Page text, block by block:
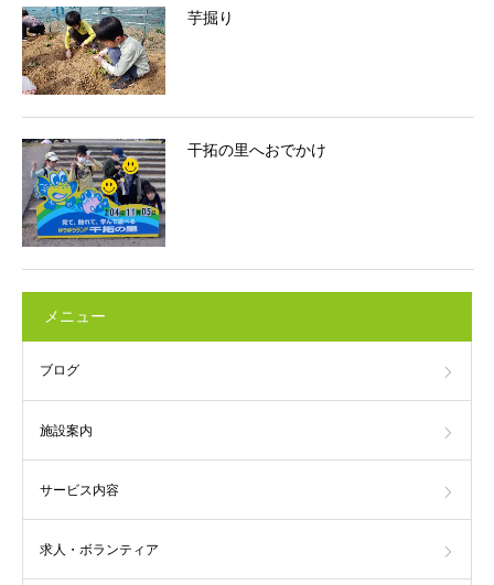
芋掘り
干拓の里へおでかけ
メニュー
ブログ
施設案内
サービス内容
求人・ボランティア